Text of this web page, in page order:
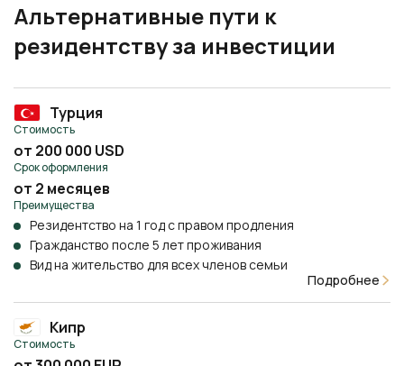
Альтернативные пути к
резидентству за инвестиции
Турция
Стоимость
от 200 000 USD
Срок оформления
от 2 месяцев
Преимущества
Резидентство на 1 год с правом продления
Гражданство после 5 лет проживания
Вид на жительство для всех членов семьи
Подробнее
Кипр
Стоимость